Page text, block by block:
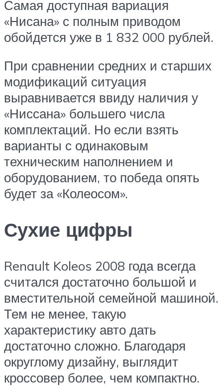
Самая доступная вариация
«Нисана» с полным приводом
обойдется уже в 1 832 000 рублей.
При сравнении средних и старших
модификаций ситуация
выравнивается ввиду наличия у
«Ниссана» большего числа
комплектаций. Но если взять
варианты с одинаковым
техническим наполнением и
оборудованием, то победа опять
будет за «Колеосом».
Сухие цифры
Renault Koleos 2008 года всегда
считался достаточно большой и
вместительной семейной машиной.
Тем не менее, такую
характеристику авто дать
достаточно сложно. Благодаря
округлому дизайну, выглядит
кроссовер более, чем компактно.